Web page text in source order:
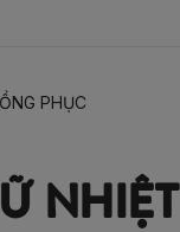
PHỤC
NHIỆT